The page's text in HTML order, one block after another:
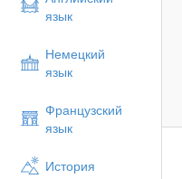
язык
Немецкий
язык
Французский
язык
История